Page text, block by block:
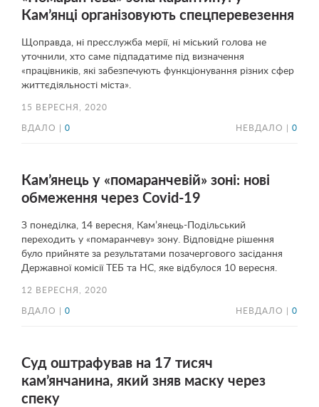
Кам’янці організовують спецперевезення
Щоправда, ні пресслужба мерії, ні міський голова не
уточнили, хто саме підпадатиме під визначення
«працівників, які забезпечують функціонування різних сфер
життєдіяльності міста».
15 ВЕРЕСНЯ, 2020
ВДАЛО | 0 НЕВДАЛО | 0
Кам’янець у «помаранчевій» зоні: нові
обмеження через Covid-19
З понеділка, 14 вересня, Кам’янець-Подільський
переходить у «помаранчеву» зону. Відповідне рішення
було прийняте за результатами позачергового засідання
Державної комісії ТЕБ та НС, яке відбулося 10 вересня.
12 ВЕРЕСНЯ, 2020
ВДАЛО | 0 НЕВДАЛО | 0
Суд оштрафував на 17 тисяч
кам’янчанина, який зняв маску через
спеку